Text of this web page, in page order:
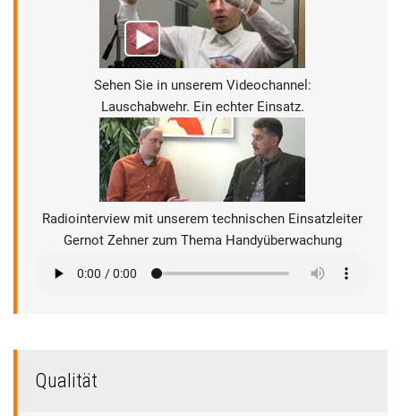
Sehen Sie in unserem Videochannel:
Lauschabwehr. Ein echter Einsatz.
Radiointerview mit unserem technischen Einsatzleiter
Gernot Zehner zum Thema Handyüberwachung
Qualität